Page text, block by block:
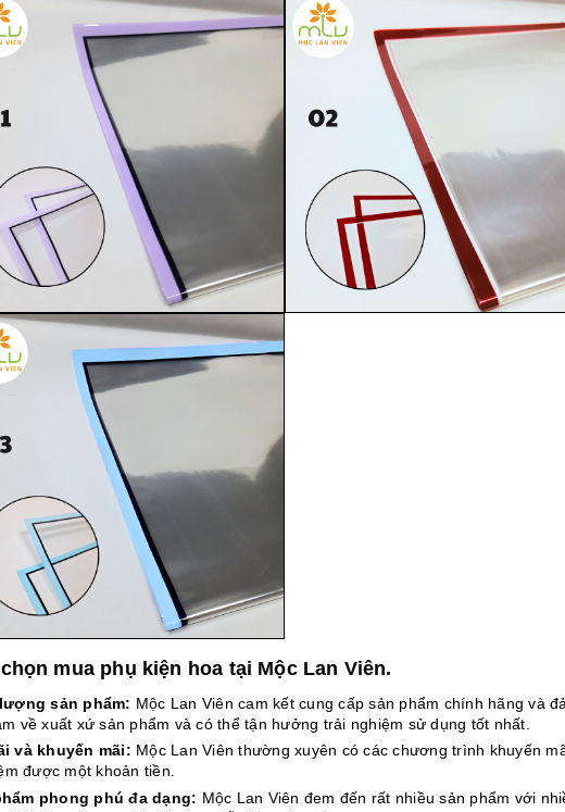
mua phụ kiện hoa tại Mộc Lan Viên.
sản phẩm: Mộc Lan Viên cam kết cung cấp sản phẩm chính hãng và
về xuất xứ sản phẩm và có thể tận hưởng trải nghiệm sử dụng tốt nhất.
và khuyến mãi: Mộc Lan Viên thường xuyên có các chương trình khuyến
được một khoản tiền.
phong phú đa dạng: Mộc Lan Viên đem đến rất nhiều sản phẩm với